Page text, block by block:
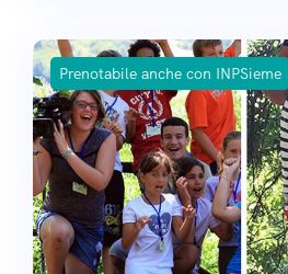
Prenotabile anche con INPSieme